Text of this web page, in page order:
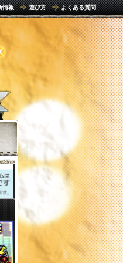
情報 遊び方 よくある質問